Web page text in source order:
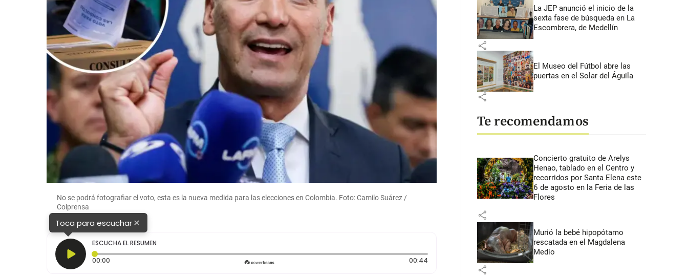
No se podrá fotografiar el voto, esta es la nueva medida para las elecciones en Colombia. Foto: Camilo Suárez /
Colprensa
Toca para escuchar×
ESCUCHA EL RESUMEN
00:00
00:44Duración: 44 segundos
La JEP anunció el inicio de la
sexta fase de búsqueda en La
Escombrera, de Medellín
share
El Museo del Fútbol abre las
puertas en el Solar del Águila
share
Te recomendamos
Concierto gratuito de Arelys
Henao, tablado en el Centro y
recorridos por Santa Elena este
6 de agosto en la Feria de las
Flores
share
Murió la bebé hipopótamo
rescatada en el Magdalena
Medio
share